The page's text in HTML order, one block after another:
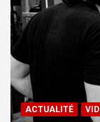
ACTUALITÉ